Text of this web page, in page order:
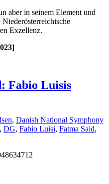
aber in seinem Element und
Exzellenz.
Fabio Luisis
, Danish National Symphony
, DG, Fabio Luisi, Fatma Said,